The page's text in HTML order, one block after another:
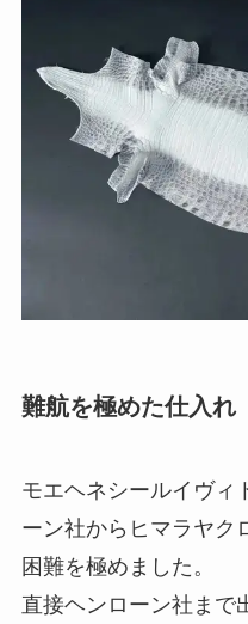
難航を極めた仕入れ
モエヘネシールイヴィ
ーン社からヒマラヤク
困難を極めました。
直接ヘンローン社まで